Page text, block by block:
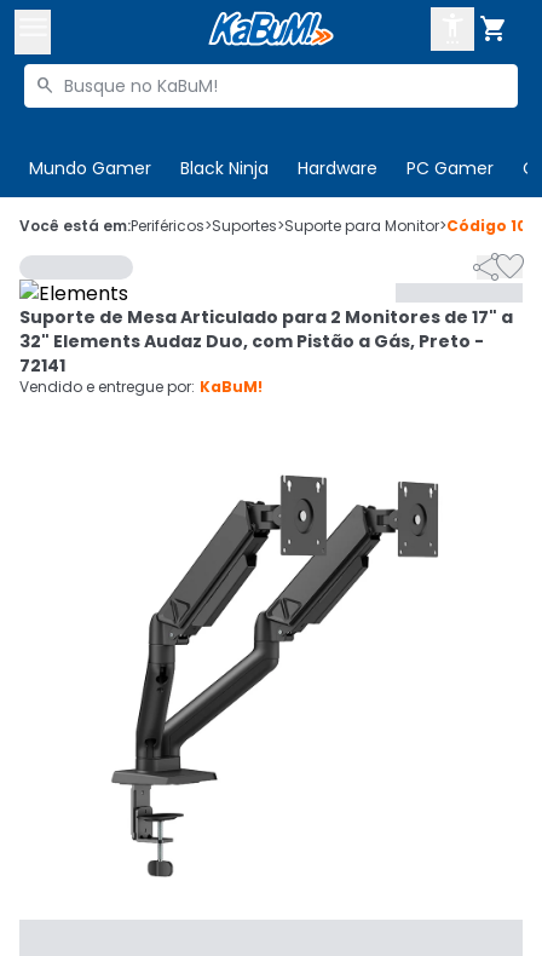

Buscar produtos

Mundo Gamer Black Ninja Hardware PC Gamer
 Olá. Acesse sua conta
 Departamentos
Cupons
Mais Vendidos
CADASTRE-SE
Você está em:Periféricos>Suportes>Suporte para Monitor>Código

Suporte de Mesa Articulado para 2 Monitores de 17" a
32" Elements Audaz Duo, com Pistão a Gás, Preto -
72141
Vendido e entregue por: KaBuM!